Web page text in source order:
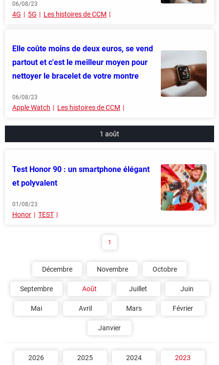
06/08/23
4G 5G Les histoires de CCM
Elle coûte moins de deux euros, se vend
partout et c'est le meilleur moyen pour
nettoyer le bracelet de votre montre
06/08/23
Apple Watch Les histoires de CCM
1 août
Test Honor 90 : un smartphone élégant
et polyvalent
01/08/23
Honor TEST
1
Décembre Novembre Octobre
Septembre Août Juillet Juin
Mai Avril Mars Février
Janvier
2026 2025 2024 2023